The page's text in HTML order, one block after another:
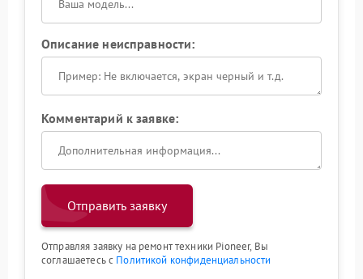
Описание неисправности:
Комментарий к заявке:
Отправить заявку
Отправляя заявку на ремонт техники Pioneer, Вы
соглашаетесь с Политикой конфиденциальности